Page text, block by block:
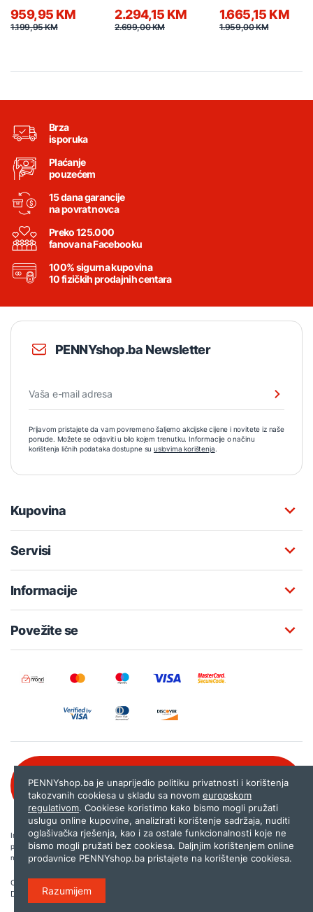
959,95 KM
1.199,95 KM
2.294,15 KM
2.699,00 KM
1.665,15 KM
1.959,00 KM
Brza
isporuka
Plaćanje
pouzećem
15 dana garancije
na povrat novca
Preko 125.000
fanova na Facebooku
100% sigurna kupovina
10 fizičkih prodajnih centara
PENNYshop.ba Newsletter
Prijavom pristajete da vam povremeno šaljemo akcijske cijene i novitete iz naše
ponude. Možete se odjaviti u bilo kojem trenutku. Informacije o načinu
korištenja ličnih podataka dostupne su uslovima korištenja.
Kupovina
Servisi
Informacije
Povežite se
080 020 261
Internet trgovina PENNYshop.ba nastoji objavljivati samo provjerene i pravilne
podatke. Ako na našoj stranici otkrijete neistinite, odnosno neadekvatne informacije,
molimo vas da nam to javite nashop@pennyplus.com .
Copyright © 2026.
Dizajn i programiranje:
PENNYshop.ba je unaprijedio politiku privatnosti i korištenja
takozvanih cookiesa u skladu sa novom europskom
regulativom. Cookiese koristimo kako bismo mogli pružati
uslugu online kupovine, analizirati korištenje sadržaja, nuditi
oglašivačka rješenja, kao i za ostale funkcionalnosti koje ne
bismo mogli pružati bez cookiesa. Daljnjim korištenjem online
prodavnice PENNYshop.ba pristajete na korištenje cookiesa.
Razumijem